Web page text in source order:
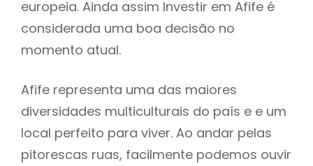
europeia. Ainda assim Investir em Afife é
considerada uma boa decisão no
momento atual.
Afife representa uma das maiores
diversidades multiculturais do país e e um
local perfeito para viver. Ao andar pelas
pitorescas ruas, facilmente podemos ouvir